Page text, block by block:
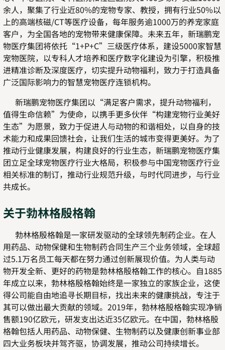
余人，聚集了行业近80%的宠物专家、教授，拥有行业50%以
上的高端核磁/CT等医疗设备，每年服务逾1000万的养宠家庭
客户，为全国各地的宠物带来健康保障。未来五年，新瑞鹏宠
物医疗集团将依托“1+P+C”三级医疗体系，建设5000家智慧
宠物医院，以专科人才培养和医疗数字化建设为引擎，积极推
进精准诊断及深度医疗，切实提升动物福利，致力于打造具备
广泛国际影响力的智慧宠物医疗连锁机构。
新瑞鹏宠物医疗集团以“满足客户需求，提升动物福利，
值得生命信赖”为使命，以携手更多伙伴“构建宠物行业美好
生态”为愿景，致力于促进人与动物的和谐相处，以自身的技
术能力和成果回馈社会，让我们生活的城市变得更美好。为了
推动行业健康发展，构建良好的行业生态，新瑞鹏宠物医疗集
团立足全球宠物医疗行业大格局，积极参与中国宠物医疗行业
相关标准的制订，推动行业规范升级，与时代同进步，与行业
共成长。
关于勃林格殷格翰
勃林格殷格翰是一家研发驱动的全球领先制药企业。在人
用药品、动物保健和生物制药合同生产三个业务领域，全球超
过5.1万名员工每天都在努力通过创新展现价值。为人类与动
物开发全新、更好的药物是勃林格殷格翰工作的核心。自1885
年成立以来，勃林格殷格翰始终是一家独立的家族企业，这使
得公司能自由地追寻长期目标，找出未来的健康挑战，专注于
其可以做出最大贡献的领域。2019年，勃林格殷格翰实现净销
售额190亿欧元，研发支出达近35亿欧元。在中国，勃林格殷
格翰包括人用药品、动物保健、生物制药以及健康创新事业部
四大业务板块并驾齐驱，协调发展，推动公司持续增长。